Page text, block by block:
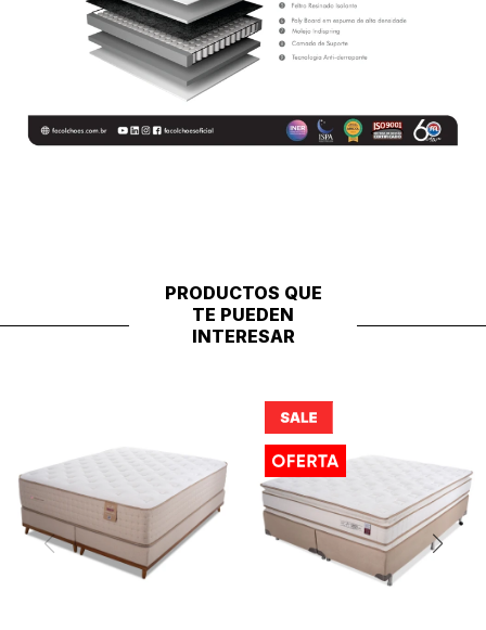
PRODUCTOS QUE
TE PUEDEN
INTERESAR